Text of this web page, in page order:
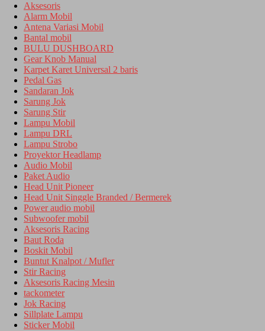
Aksesoris
Alarm Mobil
Antena Variasi Mobil
Bantal mobil
BULU DUSHBOARD
Gear Knob Manual
Karpet Karet Universal 2 baris
Pedal Gas
Sandaran Jok
Sarung Jok
Sarung Stir
Lampu Mobil
Lampu DRL
Lampu Strobo
Proyektor Headlamp
Audio Mobil
Paket Audio
Head Unit Pioneer
Head Unit Singgle Branded / Bermerek
Power audio mobil
Subwoofer mobil
Aksesoris Racing
Baut Roda
Boskit Mobil
Buntut Knalpot / Mufler
Stir Racing
Aksesoris Racing Mesin
tackometer
Jok Racing
Sillplate Lampu
Sticker Mobil